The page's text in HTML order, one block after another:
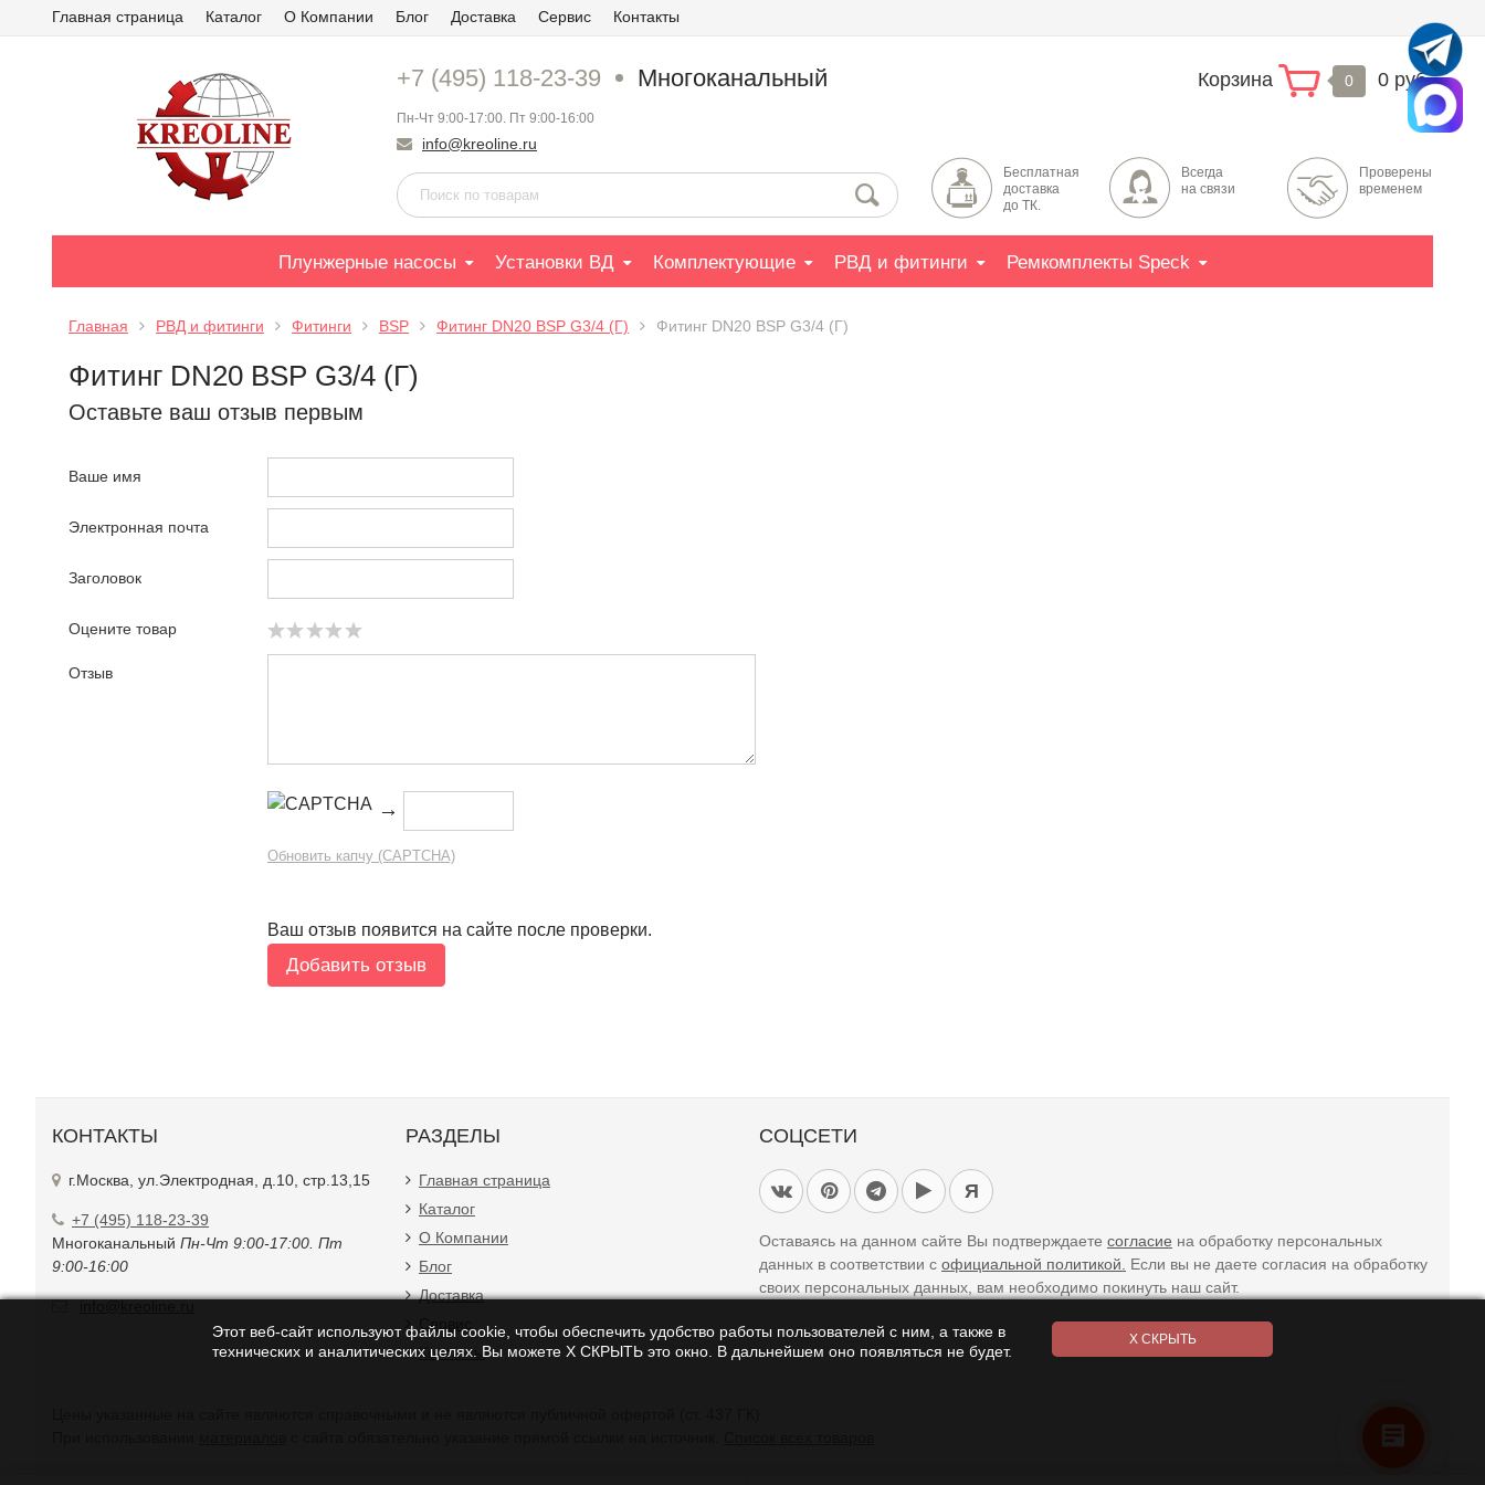
Главная страница Каталог О Компании Блог Доставка Сервис Контакты
+7 (495) 118-23-39 Многоканальный
Пн-Чт 9:00-17:00. Пт 9:00-16:00
info@kreoline.ru
Корзина 0 0 руб.
Бесплатная
доставка
до ТК.
Всегда
на связи
Проверены
временем
Плунжерные насосы Установки ВД Комплектующие РВД и фитинги Ремкомплекты Speck
Главная РВД и фитинги Фитинги BSP Фитинг DN20 BSP G3/4 (Г) Фитинг DN20 BSP G3/4 (Г)
Фитинг DN20 BSP G3/4 (Г)
Оставьте ваш отзыв первым
Ваше имя
Электронная почта
Заголовок
Оцените товар
Отзыв
→
Обновить капчу (CAPTCHA)
Ваш отзыв появится на сайте после проверки.
КОНТАКТЫ
г.Москва, ул.Электродная, д.10, стр.13,15
+7 (495) 118-23-39
Многоканальный Пн-Чт 9:00-17:00. Пт
9:00-16:00
РАЗДЕЛЫ
Главная страница
Каталог
О Компании
Блог
Доставка
Сервис
Контакты
СОЦСЕТИ
Я
Оставаясь на данном сайте Вы подтверждаете согласие на обработку персональных
данных в соответствии с официальной политикой.
Если вы не даете согласия на обработку
своих персональных данных, вам необходимо покинуть наш сайт.
Этот веб-сайт используют файлы cookie, чтобы обеспечить удобство работы пользователей с ним, а также в
технических и аналитических целях. Вы можете Х СКРЫТЬ это окно. В дальнейшем оно появляться не будет.